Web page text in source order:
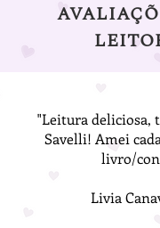
"Leitura deliciosa,
Savelli! Amei
livro/
Livia